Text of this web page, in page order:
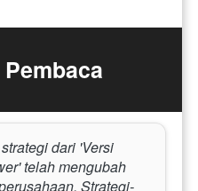
dari 'Versi
telah mengubah
Strategi-